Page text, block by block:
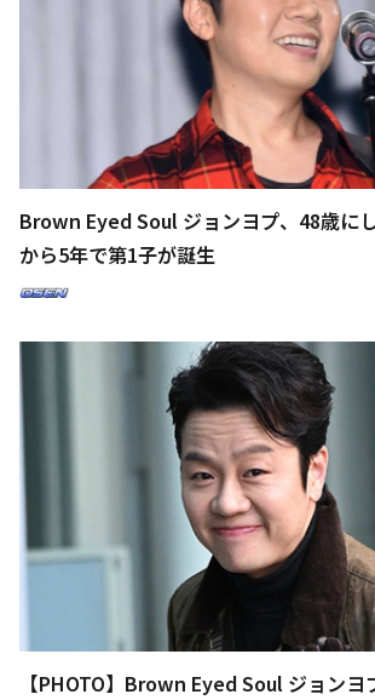
Brown Eyed Soul ジョンヨプ、48歳に
から5年で第1子が誕生
【PHOTO】Brown Eyed Soul ジョンヨ